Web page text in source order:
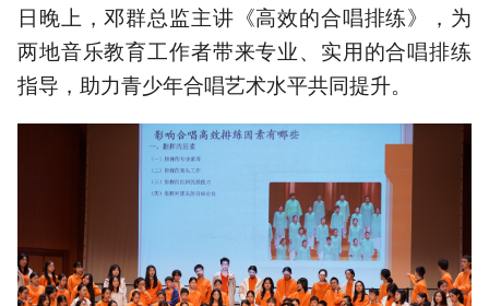
日晚上，邓群总监主讲《高效的合唱排练》，为
两地音乐教育工作者带来专业、实用的合唱排练
指导，助力青少年合唱艺术水平共同提升。